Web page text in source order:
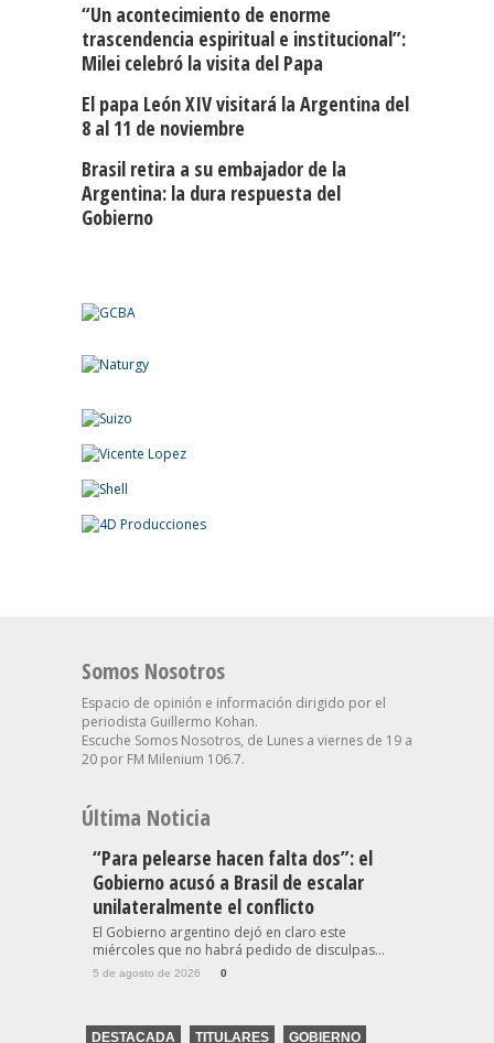
“Un acontecimiento de enorme
trascendencia espiritual e institucional”:
Milei celebró la visita del Papa
El papa León XIV visitará la Argentina del
8 al 11 de noviembre
Brasil retira a su embajador de la
Argentina: la dura respuesta del
Gobierno
Somos Nosotros
Espacio de opinión e información dirigido por el
periodista Guillermo Kohan.
Escuche Somos Nosotros, de Lunes a viernes de 19 a
20 por FM Milenium 106.7.
Última Noticia
“Para pelearse hacen falta dos”: el
Gobierno acusó a Brasil de escalar
unilateralmente el conflicto
El Gobierno argentino dejó en claro este
miércoles que no habrá pedido de disculpas...
5 de agosto de 2026 0
DESTACADA TITULARES GOBIERNO